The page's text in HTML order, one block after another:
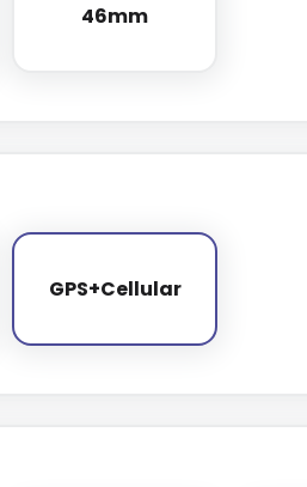
46mm
46mm
GPS+Cellular
GPS+Cellular